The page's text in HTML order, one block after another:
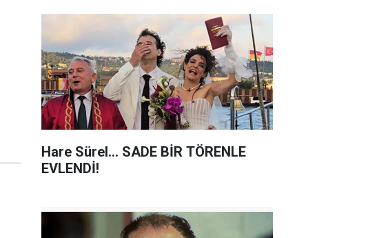
Hare Sürel... SADE BİR TÖRENLE
EVLENDİ!